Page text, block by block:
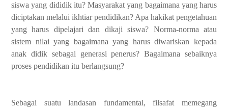
siswa yang dididik itu? Masyarakat yang bagaimana yang harus
diciptakan melalui ikhtiar pendidikan? Apa hakikat pengetahuan
yang harus dipelajari dan dikaji siswa? Norma-norma atau
sistem nilai yang bagaimana yang harus diwariskan kepada
anak didik sebagai generasi penerus? Bagaimana sebaiknya
proses pendidikan itu berlangsung?
Sebagai suatu landasan fundamental, filsafat memegang